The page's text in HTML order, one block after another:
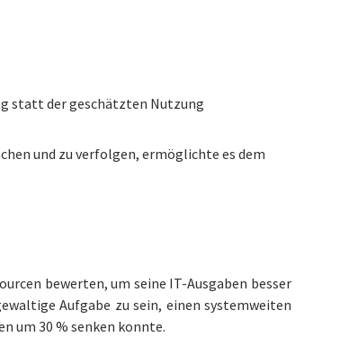
statt der geschätzten Nutzung
und zu verfolgen, ermöglichte es dem
bewerten, um seine IT-Ausgaben besser
Aufgabe zu sein, einen systemweiten
um 30 % senken konnte.